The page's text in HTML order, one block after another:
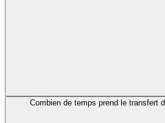
Combien de temps prend le transfert